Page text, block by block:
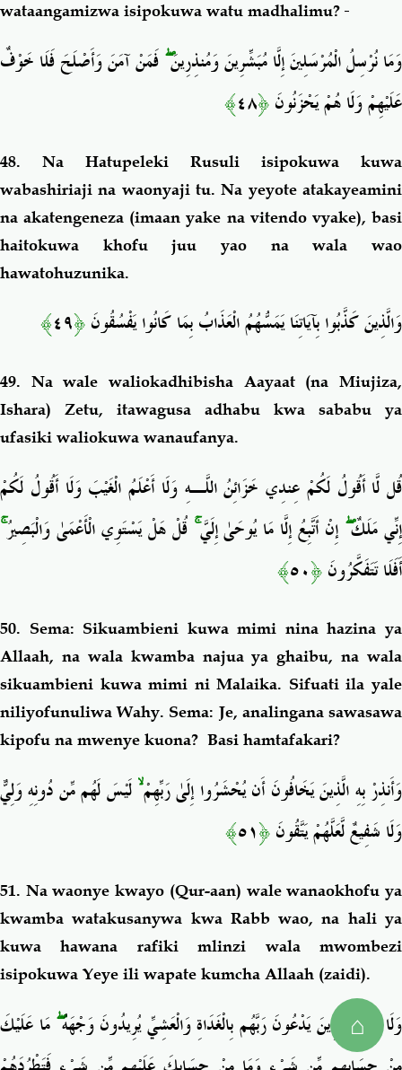
⌂
wataangamizwa isipokuwa watu madhalimu?
وَمَا نُرْسِلُ الْمُرْسَلِينَ إِلَّا مُبَشِّرِينَ وَمُنذِرِينَۖفَمَنْ آمَنَ وَأَصْلَحَ فَلَا خَوْفٌ
عَلَيْهِمْ وَلَا هُمْ يَحْزَنُونَ﴿٤٨﴾
48. Na Hatupeleki Rusuli isipokuwa kuwa
wabashiriaji na waonyaji tu. Na yeyote atakayeamini
na akatengeneza (imaan yake na vitendo vyake), basi
haitokuwa khofu juu yao na wala wao
hawatohuzunika.
وَالَّذِينَ كَذَّبُوا بِآيَاتِنَا يَمَسُّهُمُ الْعَذَابُ بِمَا كَانُوا يَفْسُقُونَ﴿٤٩﴾
49. Na wale waliokadhibisha Aayaat (na Miujiza,
Ishara) Zetu, itawagusa adhabu kwa sababu ya
ufasiki waliokuwa wanaufanya.
قُل لَّا أَقُولُ لَكُمْ عِندِي خَزَائِنُ اللَّـهِ وَلَا أَعْلَمُ الْغَيْبَ وَلَا أَقُولُ لَكُمْ
إِنِّي مَلَكٌۖ إِنْ أَتَّبِعُ إِلَّا مَا يُوحَىٰ إِلَيَّۚ قُلْ هَلْ يَسْتَوِي الْأَعْمَىٰ وَالْبَصِيرُۚ
أَفَلَا تَتَفَكَّرُونَ﴿٥٠﴾
50. Sema: Sikuambieni kuwa mimi nina hazina ya
Allaah, na wala kwamba najua ya ghaibu, na wala
sikuambieni kuwa mimi ni Malaika. Sifuati ila yale
niliyofunuliwa Wahy. Sema: Je, analingana sawasawa
kipofu na mwenye kuona? Basi hamtafakari?
وَأَنذِرْ بِهِ الَّذِينَ يَخَافُونَ أَن يُحْشَرُوا إِلَىٰ رَبِّهِمْۙلَيْسَ لَهُم مِّن دُونِهِ وَلِيٌّ
وَلَا شَفِيعٌ لَّعَلَّهُمْ يَتَّقُونَ﴿٥١﴾
51. Na waonye kwayo (Qur-aan) wale wanaokhofu ya
kwamba watakusanywa kwa Rabb wao, na hali ya
kuwa hawana rafiki mlinzi wala mwombezi
isipokuwa Yeye ili wapate kumcha Allaah (zaidi).
وَلَا تَطْرُدِ الَّذِينَ يَدْعُونَ رَبَّهُم بِالْغَدَاةِ وَالْعَشِيِّ يُرِيدُونَ وَجْهَهُۖمَا عَلَيْكَ